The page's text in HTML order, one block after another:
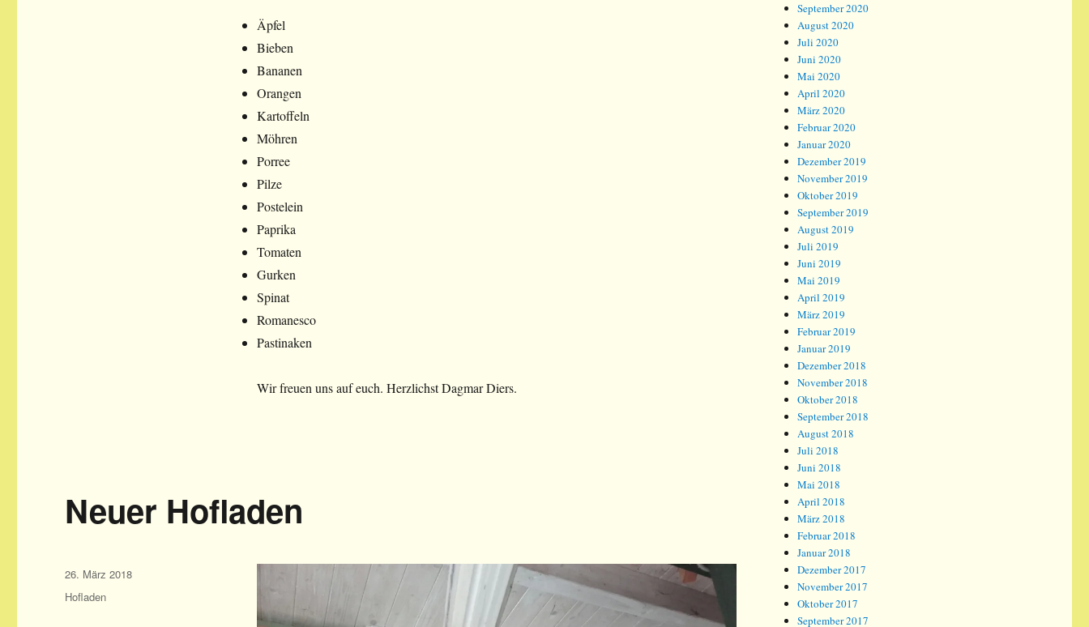
Äpfel
Bieben
Bananen
Orangen
Kartoffeln
Möhren
Porree
Pilze
Postelein
Paprika
Tomaten
Gurken
Spinat
Romanesco
Pastinaken
Wir freuen uns auf euch. Herzlichst Dagmar Diers.
Neuer Hofladen
Veröffentlicht
am
26. März 2018
Kategorien
Hofladen
September 2020
August 2020
Juli 2020
Juni 2020
Mai 2020
April 2020
März 2020
Februar 2020
Januar 2020
Dezember 2019
November 2019
Oktober 2019
September 2019
August 2019
Juli 2019
Juni 2019
Mai 2019
April 2019
März 2019
Februar 2019
Januar 2019
Dezember 2018
November 2018
Oktober 2018
September 2018
August 2018
Juli 2018
Juni 2018
Mai 2018
April 2018
März 2018
Februar 2018
Januar 2018
Dezember 2017
November 2017
Oktober 2017
September 2017